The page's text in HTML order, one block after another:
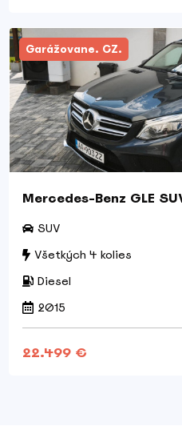
Garážovane. CZ.
Mercedes-Benz GLE
SUV
Všetkých 4 kolies
Diesel
2015
22.499 €